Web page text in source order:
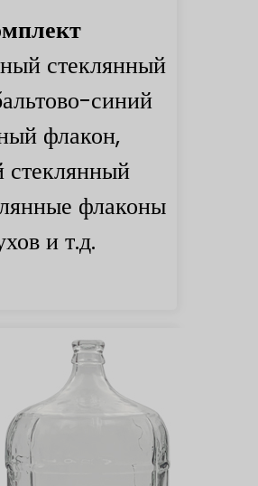
стеклянный
синий
флакон,
стеклянный
флаконы
и т.д.